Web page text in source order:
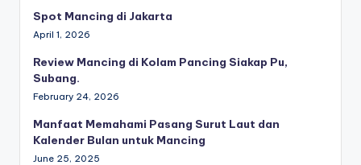
Spot Mancing di Jakarta
April 1, 2026
Review Mancing di Kolam Pancing Siakap Pu,
Subang.
February 24, 2026
Manfaat Memahami Pasang Surut Laut dan
Kalender Bulan untuk Mancing
June 25, 2025